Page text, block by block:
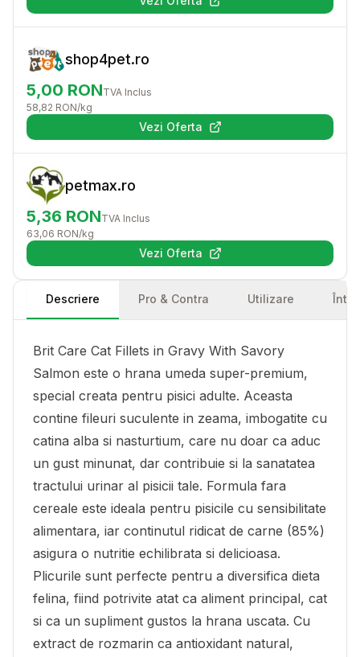
(se deschide într-o filă nouă)
shop4pet.ro
5,00 RONTVA Inclus
58,82 RON/kg
Vezi Oferta(se deschide într-o filă nouă)
petmax.ro
5,36 RONTVA Inclus
63,06 RON/kg
Vezi Oferta(se deschide într-o filă nouă)
Descriere Pro & Contra Utilizare
Brit Care Cat Fillets in Gravy With Savory
Salmon este o hrana umeda super-premium,
special creata pentru pisici adulte. Aceasta
contine fileuri suculente in zeama, imbogatite cu
catina alba si nasturtium, care nu doar ca aduc
un gust minunat, dar contribuie si la sanatatea
tractului urinar al pisicii tale. Formula fara
cereale este ideala pentru pisicile cu sensibilitate
alimentara, iar continutul ridicat de carne (85%)
asigura o nutritie echilibrata si delicioasa.
Plicurile sunt perfecte pentru a diversifica dieta
felina, fiind potrivite atat ca aliment principal, cat
si ca un supliment gustos la hrana uscata. Cu
extract de rozmarin ca antioxidant natural,